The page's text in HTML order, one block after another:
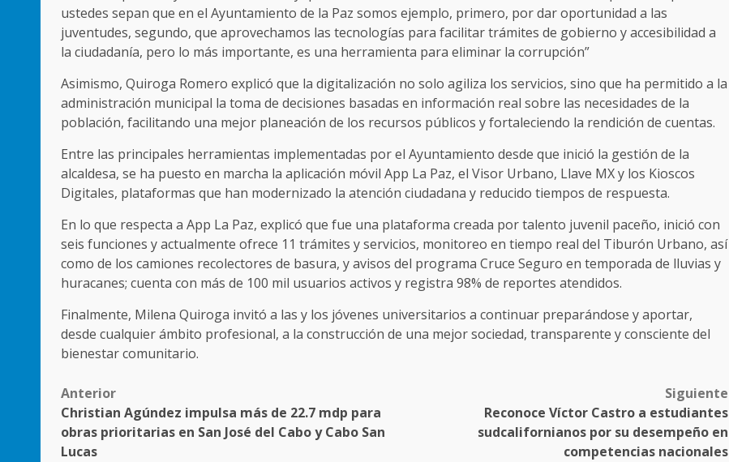
ustedes sepan que en el Ayuntamiento de la Paz somos ejemplo, primero, por dar oportunidad a las
juventudes, segundo, que aprovechamos las tecnologías para facilitar trámites de gobierno y accesibilidad a
la ciudadanía, pero lo más importante, es una herramienta para eliminar la corrupción”
Asimismo, Quiroga Romero explicó que la digitalización no solo agiliza los servicios, sino que ha permitido a la
administración municipal la toma de decisiones basadas en información real sobre las necesidades de la
población, facilitando una mejor planeación de los recursos públicos y fortaleciendo la rendición de cuentas.
Entre las principales herramientas implementadas por el Ayuntamiento desde que inició la gestión de la
alcaldesa, se ha puesto en marcha la aplicación móvil App La Paz, el Visor Urbano, Llave MX y los Kioscos
Digitales, plataformas que han modernizado la atención ciudadana y reducido tiempos de respuesta.
En lo que respecta a App La Paz, explicó que fue una plataforma creada por talento juvenil paceño, inició con
seis funciones y actualmente ofrece 11 trámites y servicios, monitoreo en tiempo real del Tiburón Urbano, así
como de los camiones recolectores de basura, y avisos del programa Cruce Seguro en temporada de lluvias y
huracanes; cuenta con más de 100 mil usuarios activos y registra 98% de reportes atendidos.
Finalmente, Milena Quiroga invitó a las y los jóvenes universitarios a continuar preparándose y aportar,
desde cualquier ámbito profesional, a la construcción de una mejor sociedad, transparente y consciente del
bienestar comunitario.
Post
navigation
Anterior
Christian Agúndez impulsa más de 22.7 mdp para
obras prioritarias en San José del Cabo y Cabo San
Lucas
Siguiente
Reconoce Víctor Castro a estudiantes
sudcalifornianos por su desempeño en
competencias nacionales